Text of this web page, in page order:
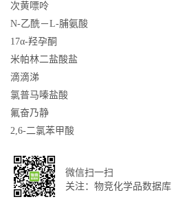
次黄嘌呤
N-乙酰－L-脯氨酸
17α-羟孕酮
米帕林二盐酸盐
滴滴涕
氯普马嗪盐酸
氟奋乃静
2,6-二氯苯甲酸
微信扫一扫
关注：物竞化学品数据库